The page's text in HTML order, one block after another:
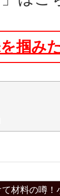
掴み
材料の噂